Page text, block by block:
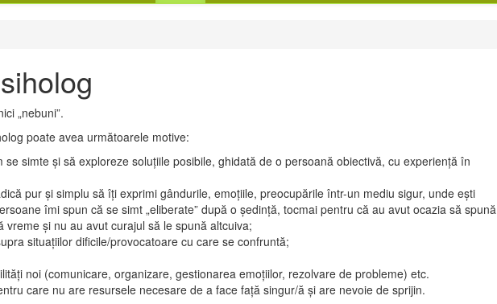
„nebuni”.
poate avea următoarele motive:
simte și să exploreze soluțiile posibile, ghidată de o persoană obiectivă, cu experiență în
pur și simplu să îți exprimi gândurile, emoțiile, preocupările într-un mediu sigur, unde ești
îmi spun că se simt „eliberate” după o ședință, tocmai pentru că au avut ocazia să spună
și nu au avut curajul să le spună altcuiva;
situațiilor dificile/provocatoare cu care se confruntă;
noi (comunicare, organizare, gestionarea emoțiilor, rezolvare de probleme) etc.
care nu are resursele necesare de a face față singur/ă și are nevoie de sprijin.